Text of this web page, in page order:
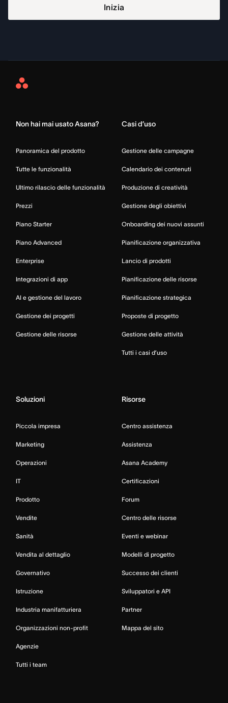
Inizia
Asana
Non hai mai usato Asana?
Panoramica del prodotto
Tutte le funzionalità
Ultimo rilascio delle funzionalità
Prezzi
Piano Starter
Piano Advanced
Enterprise
Integrazioni di app
AI e gestione del lavoro
Gestione dei progetti
Gestione delle risorse
Casi d’uso
Gestione delle campagne
Calendario dei contenuti
Produzione di creatività
Gestione degli obiettivi
Onboarding dei nuovi assunti
Pianificazione organizzativa
Lancio di prodotti
Pianificazione delle risorse
Pianificazione strategica
Proposte di progetto
Gestione delle attività
Tutti i casi d’uso
Soluzioni
Piccola impresa
Marketing
Operazioni
IT
Prodotto
Vendite
Sanità
Vendita al dettaglio
Governativo
Istruzione
Industria manifatturiera
Organizzazioni non-profit
Agenzie
Tutti i team
Risorse
Centro assistenza
Assistenza
Asana Academy
Certificazioni
Forum
Centro delle risorse
Eventi e webinar
Modelli di progetto
Successo dei clienti
Sviluppatori e API
Partner
Mappa del sito